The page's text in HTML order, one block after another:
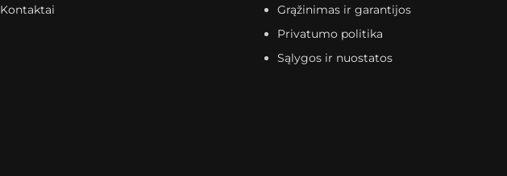
Kontaktai
Grąžinimas ir garantijos
Privatumo politika
Sąlygos ir nuostatos